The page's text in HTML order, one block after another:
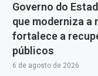
Governo do
que moderniza a
fortalece a
públicos
6 de agosto de 2026